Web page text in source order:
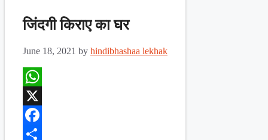
जिंदगी किराए का घर
June 18, 2021 by hindibhashaa lekhak
WhatsApp
X
Facebook